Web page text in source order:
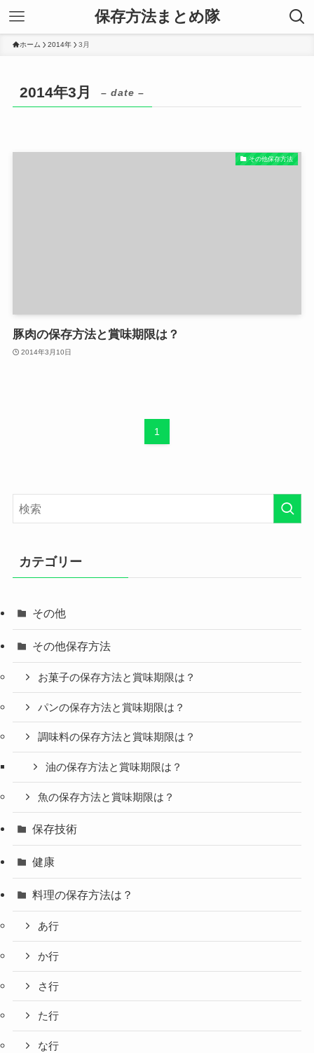
保存方法まとめ隊
ホーム 2014年 3月
2014年3月 – date –
その他保存方法
豚肉の保存方法と賞味期限は？
2014年3月10日
1
カテゴリー
その他
その他保存方法
お菓子の保存方法と賞味期限は？
パンの保存方法と賞味期限は？
調味料の保存方法と賞味期限は？
油の保存方法と賞味期限は？
魚の保存方法と賞味期限は？
保存技術
健康
料理の保存方法は？
あ行
か行
さ行
た行
な行